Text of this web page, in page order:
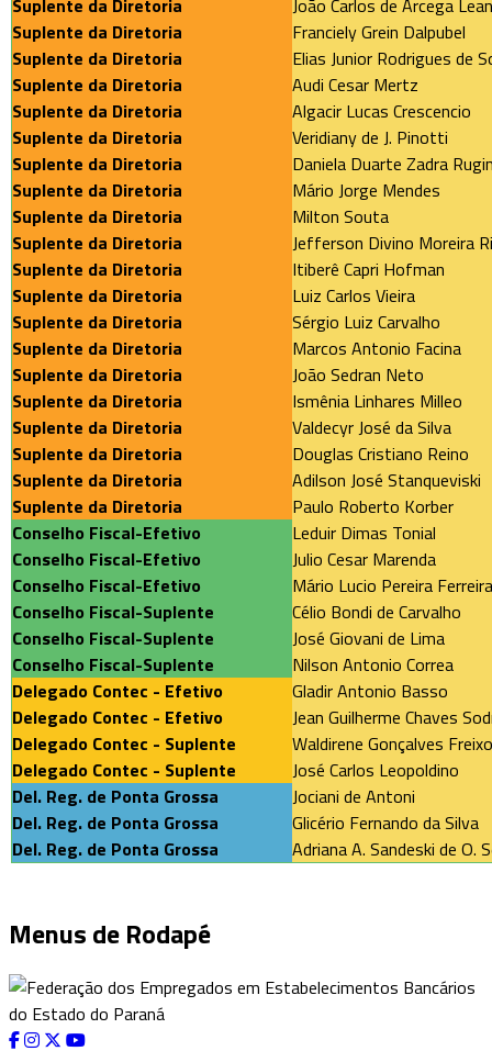
Suplente da Diretoria
Franciely Grein Dalpubel
Suplente da Diretoria
Elias Junior Rodrigues de
Suplente da Diretoria
Audi Cesar Mertz
Suplente da Diretoria
Algacir Lucas Crescencio
Suplente da Diretoria
Veridiany de J. Pinotti
Suplente da Diretoria
Daniela Duarte Zadra
Suplente da Diretoria
Mário Jorge Mendes
Suplente da Diretoria
Milton Souta
Suplente da Diretoria
Jefferson Divino Moreira
Suplente da Diretoria
Itiberê Capri Hofman
Suplente da Diretoria
Luiz Carlos Vieira
Suplente da Diretoria
Sérgio Luiz Carvalho
Suplente da Diretoria
Marcos Antonio Facina
Suplente da Diretoria
João Sedran Neto
Suplente da Diretoria
Ismênia Linhares Milleo
Suplente da Diretoria
Valdecyr José da Silva
Suplente da Diretoria
Douglas Cristiano Reino
Suplente da Diretoria
Adilson José Stanqueviski
Suplente da Diretoria
Paulo Roberto Korber
Conselho Fiscal-Efetivo
Leduir Dimas Tonial
Conselho Fiscal-Efetivo
Julio Cesar Marenda
Conselho Fiscal-Efetivo
Mário Lucio Pereira Ferreira
Conselho Fiscal-Suplente
Célio Bondi de Carvalho
Conselho Fiscal-Suplente
José Giovani de Lima
Conselho Fiscal-Suplente
Nilson Antonio Correa
Delegado Contec - Efetivo
Gladir Antonio Basso
Delegado Contec - Efetivo
Jean Guilherme Chaves
Delegado Contec - Suplente
Waldirene Gonçalves Freixo
Delegado Contec - Suplente
José Carlos Leopoldino
Del. Reg. de Ponta Grossa
Jociani de Antoni
Del. Reg. de Ponta Grossa
Glicério Fernando da Silva
Del. Reg. de Ponta Grossa
Adriana A. Sandeski de O.
Menus de Rodapé